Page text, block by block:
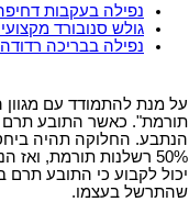
נפילה בעקבות
גולש סנובורד
נפילה בבריכה
על מנת להתמודד עם
תורמת". כאשר התובע תרם
הנתבע. החלוקה תהיה
שהתרשל בעצמו.